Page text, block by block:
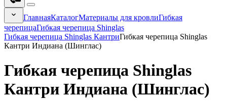
ГлавнаяКаталогМатериалы для кровлиГибкая
черепицаГибкая черепица Shinglas
Гибкая черепица Shinglas КантриГибкая черепица Shinglas
Кантри Индиана (Шинглас)
Гибкая черепица Shinglas
Кантри Индиана (Шинглас)